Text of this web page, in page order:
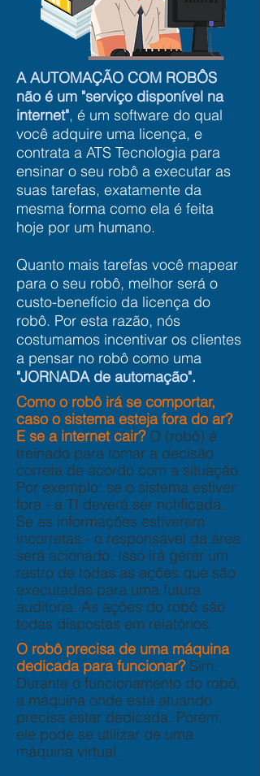
A AUTOMAÇÃO COM ROBÔS
não é um "serviço disponível na
internet", é um software do qual
você adquire uma licença, e
contrata a ATS Tecnologia para
ensinar o seu robô a executar as
suas tarefas, exatamente da
mesma forma como ela é feita
hoje por um humano.
Quanto mais tarefas você mapear
para o seu robô, melhor será o
custo-benefício da licença do
robô. Por esta razão, nós
costumamos incentivar os clientes
a pensar no robô como uma
"JORNADA de automação".
Como o robô irá se comportar,
caso o sistema esteja fora do ar?
E se a internet cair? O (robô) é
treinado para tomar a decisão
correta de acordo com a situação.
Por exemplo: se o sistema estiver
fora - a TI deverá ser notificada.
Se as informações estiverem
incorretas - o responsável da área
será acionado. Isso irá gerar um
rastro de todas as ações que são
executadas para uma futura
auditoria. As ações do robô são
todas dispostas em relatórios.
O robô precisa de uma máquina
dedicada para funcionar? Sim.
Durante o funcionamento do robô,
a máquina onde está atuando
precisa estar dedicada. Porém,
ele pode se utilizar de uma
máquina virtual.